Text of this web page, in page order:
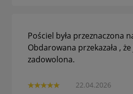
22.04.2026
Pościel była przeznaczona
Obdarowana przekazała ,
zadowolona.